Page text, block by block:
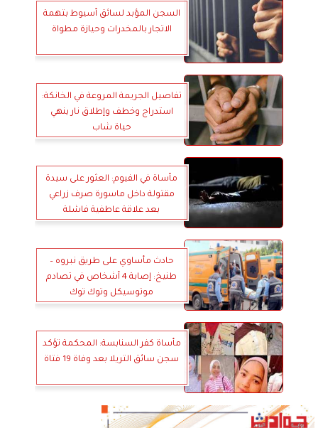
السجن المؤبد لسائق أسيوط بتهمة
الاتجار بالمخدرات وحيازة مطواة
تفاصيل الجريمة المروعة في الخانكة:
استدراج وخطف وإطلاق نار ينهي
حياة شاب
مأساة في الفيوم: العثور على سيدة
مقتولة داخل ماسورة صرف زراعي
بعد علاقة عاطفية فاشلة
حادث مأساوي على طريق نبروه –
طنيخ: إصابة 4 أشخاص في تصادم
موتوسيكل وتوك توك
مأساة كفر السنابسة: المحكمة تؤكد
سجن سائق التريلا بعد وفاة 19 فتاة